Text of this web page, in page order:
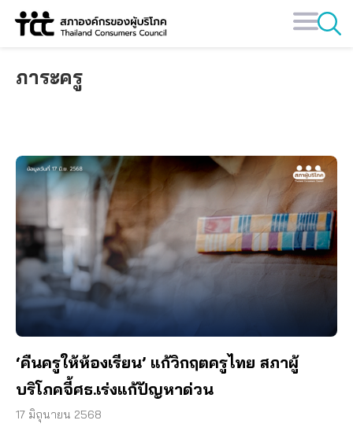
Skip
ภาระครู
‘คืนครูให้ห้องเรียน’ แก้วิกฤตครูไทย สภาผู้
บริโภคจี้ศธ.เร่งแก้ปัญหาด่วน
17 มิถุนายน 2568